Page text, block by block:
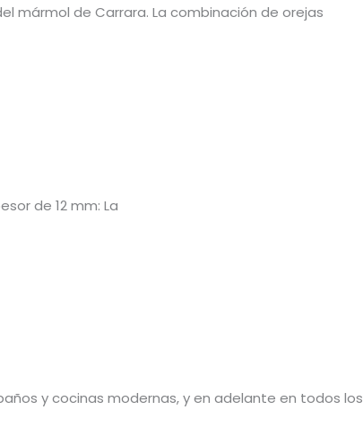
mármol de Carrara. La combinación de orejas
de 12 mm: La
y cocinas modernas, y en adelante en todos los